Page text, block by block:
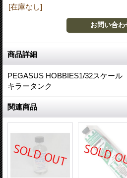
[在庫なし]
商品詳細
PEGASUS HOBBIES1/32スケール
キラータンク
関連商品